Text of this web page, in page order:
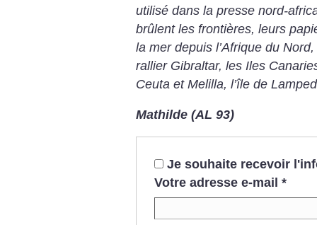
utilisé dans la presse nord-
brûlent les frontières, leurs
la mer depuis l’Afrique du
rallier Gibraltar, les Iles
Ceuta et Melilla, l’île de
Mathilde (AL 93)
Je souhaite recevoir
Votre adresse e-mail *